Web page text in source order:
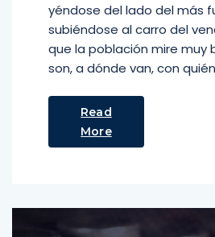
yéndose del lado del más
subiéndose al carro del
que la población mire muy
son, a dónde van, con
Read
More